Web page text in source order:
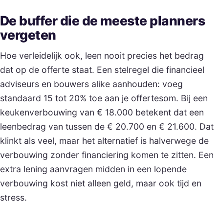
De buffer die de meeste planners
vergeten
Hoe verleidelijk ook, leen nooit precies het bedrag
dat op de offerte staat. Een stelregel die financieel
adviseurs en bouwers alike aanhouden: voeg
standaard 15 tot 20% toe aan je offertesom. Bij een
keukenverbouwing van € 18.000 betekent dat een
leenbedrag van tussen de € 20.700 en € 21.600. Dat
klinkt als veel, maar het alternatief is halverwege de
verbouwing zonder financiering komen te zitten. Een
extra lening aanvragen midden in een lopende
verbouwing kost niet alleen geld, maar ook tijd en
stress.